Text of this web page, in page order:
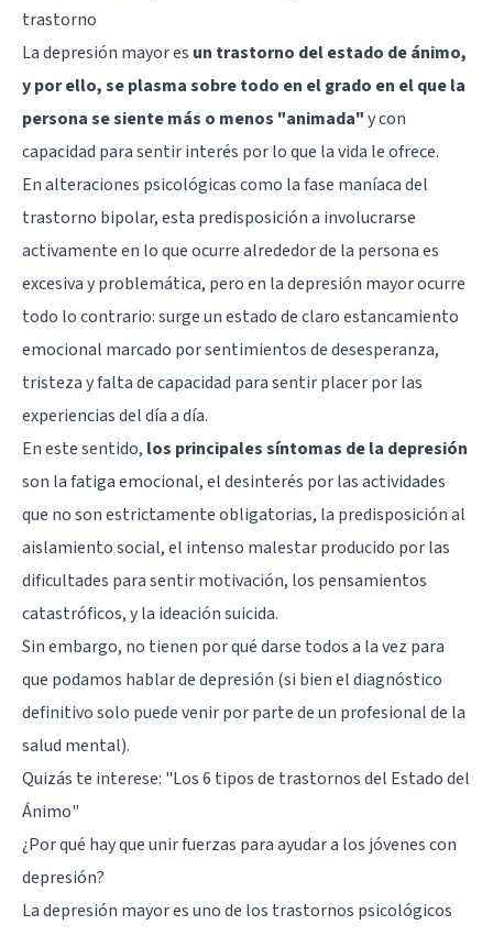
trastorno
La depresión mayor es un trastorno del estado de ánimo,
y por ello, se plasma sobre todo en el grado en el que la
persona se siente más o menos "animada"y con
capacidad para sentir interés por lo que la vida le ofrece.
En alteraciones psicológicas como la fase maníaca del
trastorno bipolar, esta predisposición a involucrarse
activamente en lo que ocurre alrededor de la persona es
excesiva y problemática, pero en la depresión mayor ocurre
todo lo contrario: surge un estado de claro estancamiento
emocional marcado por sentimientos de desesperanza,
tristeza y falta de capacidad para sentir placer por las
experiencias del día a día.
En este sentido, los principales síntomas de la depresión
son la fatiga emocional, el desinterés por las actividades
que no son estrictamente obligatorias, la predisposición al
aislamiento social, el intenso malestar producido por las
dificultades para sentir motivación, los pensamientos
catastróficos, y la ideación suicida.
Sin embargo, no tienen por qué darse todos a la vez para
que podamos hablar de depresión (si bien el diagnóstico
definitivo solo puede venir por parte de un profesional de la
salud mental).
Quizás te interese: "Los 6 tipos de trastornos del Estado del
Ánimo"
¿Por qué hay que unir fuerzas para ayudar a los jóvenes con
depresión?
La depresión mayor es uno de los trastornos psicológicos